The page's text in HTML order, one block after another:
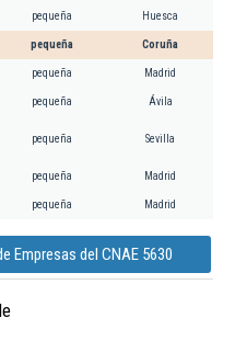
pequeña Huesca
pequeña Coruña
pequeña Madrid
pequeña Ávila
pequeña Sevilla
pequeña Madrid
pequeña Madrid
Empresas del CNAE 5630